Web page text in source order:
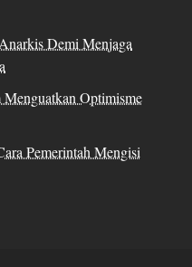
Demi Menjaga
Optimisme
Pemerintah Mengisi